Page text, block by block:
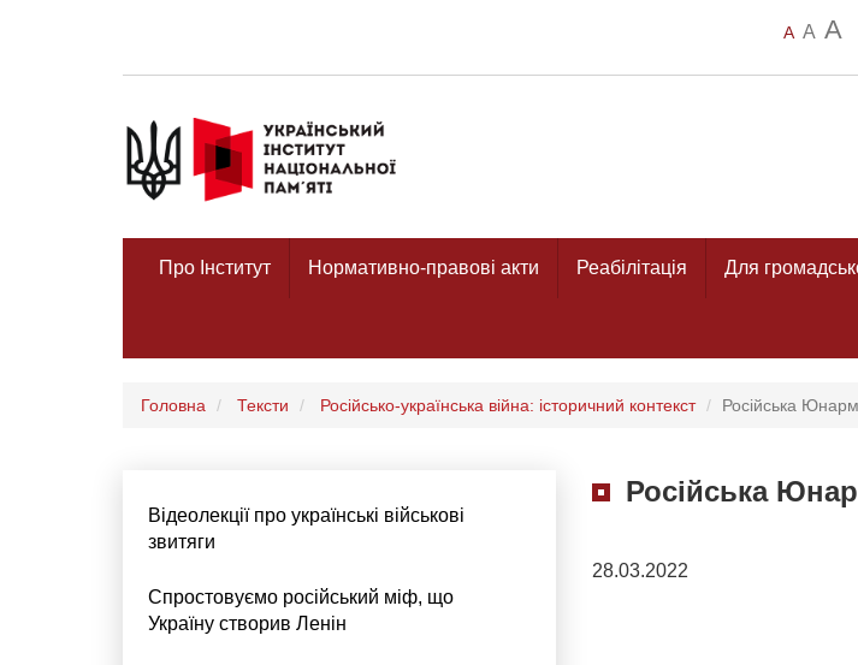
A A A
Про Інститут Нормативно-правові акти Реабілітація Для
Головна Тексти Російсько-українська війна: історичний контекст Російська
Відеолекції про українські військові
звитяги
Спростовуємо російський міф, що
Україну створив Ленін
Російська
28.03.2022